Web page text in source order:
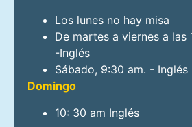
Los lunes no hay misa
De martes a viernes a las
-Inglés
Sábado, 9:30 am. - Inglés
Domingo
10: 30 am Inglés